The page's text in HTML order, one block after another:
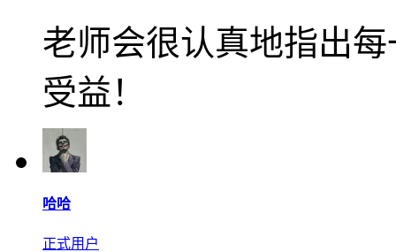
老师会很认真地指出
受益！
哈哈
正式用户